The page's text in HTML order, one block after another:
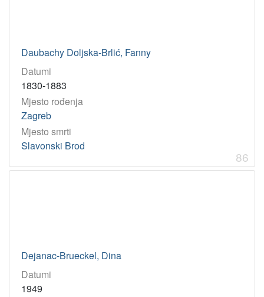
Daubachy Doljska-Brlić, Fanny
Datumi
1830-1883
Mjesto rođenja
Zagreb
Mjesto smrti
Slavonski Brod
86
Dejanac-Brueckel, Dina
Datumi
1949